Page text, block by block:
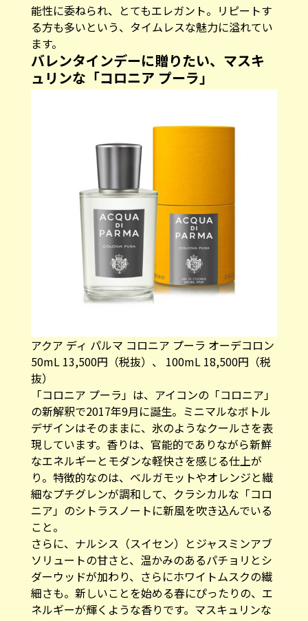
能性に委ねられ、とてもエレガント。リピートす
る方も多いという、タイムレスな魅力に溢れてい
ます。
バレンタインデーに贈りたい、マスキ
ュリンな「コロニア プーラ」
アクア ディ パルマ コロニア プーラ オーデコロン
50mL 13,500円（税抜）、 100mL 18,500円（税
抜）
「コロニア プーラ」は、アイコンの「コロニア」
の新解釈で2017年9月に誕生。ミニマルなボトル
デザインはそのままに、氷のようなクールさを表
現しています。香りは、官能的でありながら新鮮
なエネルギーとモダンな軽快さを感じる仕上が
り。特徴的なのは、ベルガモットやオレンジと繊
細なプチグレンが調和して、クラシカルな「コロ
ニア」のシトラスノートに新風を吹き込んでいる
こと。
さらに、ナルシス（スイセン）とジャスミンアブ
ソリュートの甘さと、温かみのあるパチョリとシ
ダーウッドが加わり、さらにホワイトムスクの繊
細さも。新しいことを始める春にぴったりの、エ
ネルギーが輝くような香りです。マスキュリンな